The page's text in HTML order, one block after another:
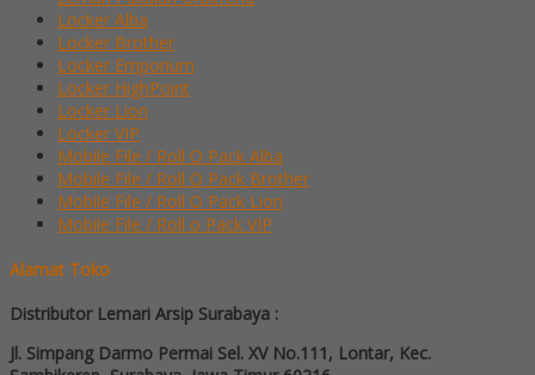
Locker Alba
Locker Brother
Locker Emporium
Locker HighPoint
Locker Lion
Locker VIP
Mobile File / Roll O Pack Alba
Mobile File / Roll O Pack Brother
Mobile File / Roll O Pack Lion
Mobile File / Roll o Pack VIP
Alamat Toko
Distributor Lemari Arsip Surabaya :
Jl. Simpang Darmo Permai Sel. XV No.111, Lontar, Kec.